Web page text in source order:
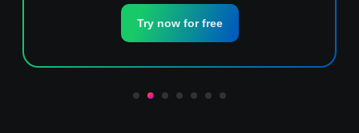
Try now for free